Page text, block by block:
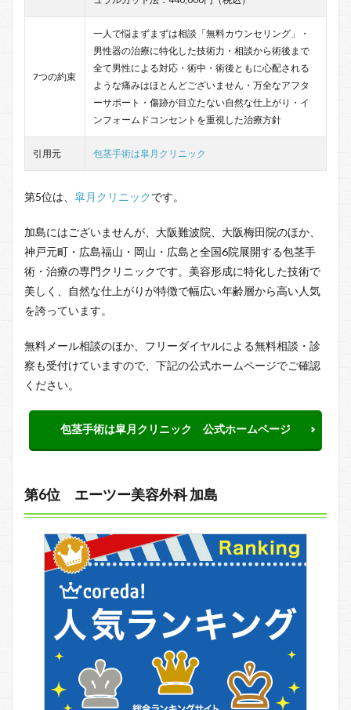
7つの約束
一人で悩まずまずは相談「無料カウンセリング」・
男性器の治療に特化した技術力・相談から術後まで
全て男性による対応・術中・術後ともに心配される
ような痛みはほとんどございません・万全なアフタ
ーサポート・傷跡が目立たない自然な仕上がり・イ
ンフォームドコンセントを重視した治療方針
引用元 包茎手術は皐月クリニック
第5位は、 皐月クリニックです。
加島にはございませんが、大阪難波院、大阪梅田院のほか、
神戸元町・広島福山・岡山・広島と全国6院展開する包茎手
術・治療の専門クリニックです。美容形成に特化した技術で
美しく、自然な仕上がりが特徴で幅広い年齢層から高い人気
を誇っています。
無料メール相談のほか、フリーダイヤルによる無料相談・診
察も受付けていますので、下記の公式ホームページでご確認
ください。
包茎手術は皐月クリニック 公式ホームページ
第6位 エーツー美容外科 加島